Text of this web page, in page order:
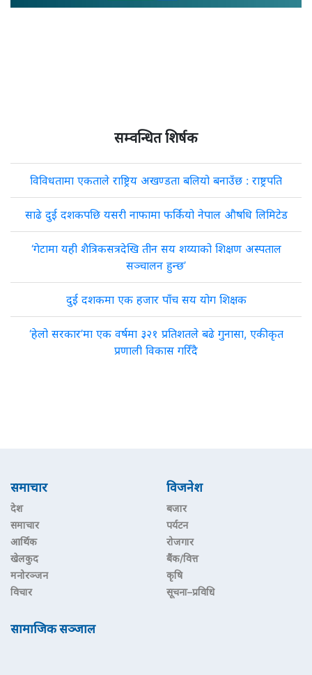
सम्वन्धित शिर्षक
विविधतामा एकताले राष्ट्रिय अखण्डता बलियो बनाउँछ : राष्ट्रपति
साढे दुई दशकपछि यसरी नाफामा फर्कियो नेपाल औषधि लिमिटेड
‘गेटामा यही शैत्रिकसत्रदेखि तीन सय शय्याको शिक्षण अस्पताल
सञ्चालन हुन्छ’
दुई दशकमा एक हजार पाँच सय योग शिक्षक
‘हेलो सरकार’मा एक वर्षमा ३२१ प्रतिशतले बढे गुनासा, एकीकृत
प्रणाली विकास गरिँदै
समाचार
देश
समाचार
आर्थिक
खेलकुद
मनोरञ्जन
विचार
विजनेश
बजार
पर्यटन
रोजगार
बैंक/वित्त
कृषि
सूचना–प्रविधि
सामाजिक सञ्जाल